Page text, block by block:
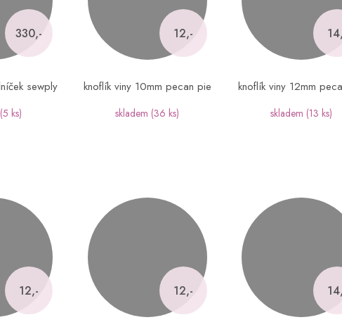
330,-
sewply
(5 ks)
12,-
knoflík viny 10mm pecan pie
skladem (36 ks)
knoflík viny 12mm
skladem (13 ks)
12,- 12,-